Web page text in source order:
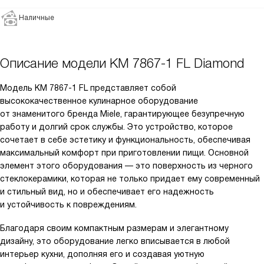
Наличные
Описание модели KM 7867-1 FL Diamond
Модель KM 7867-1 FL представляет собой
высококачественное кулинарное оборудование
от знаменитого бренда Miele, гарантирующее безупречную
работу и долгий срок службы. Это устройство, которое
сочетает в себе эстетику и функциональность, обеспечивая
максимальный комфорт при приготовлении пищи. Основной
элемент этого оборудования — это поверхность из черного
стеклокерамики, которая не только придает ему современный
и стильный вид, но и обеспечивает его надежность
и устойчивость к повреждениям.
Благодаря своим компактным размерам и элегантному
дизайну, это оборудование легко вписывается в любой
интерьер кухни, дополняя его и создавая уютную